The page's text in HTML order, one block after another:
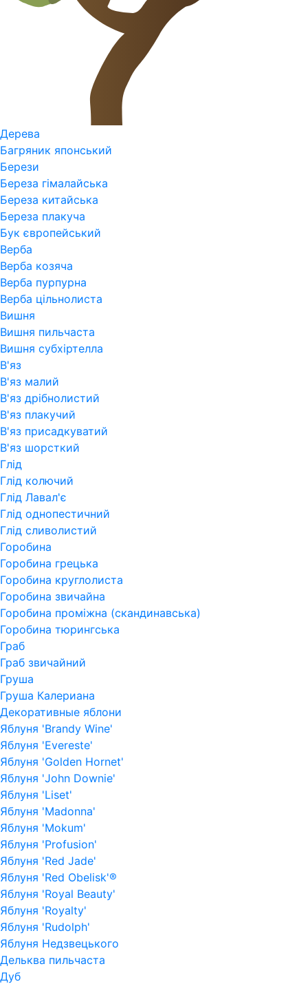
Дерева
Багряник японський
Берези
Береза гімалайська
Береза китайська
Береза плакуча
Бук європейський
Верба
Верба козяча
Верба пурпурна
Верба цільнолиста
Вишня
Вишня пильчаста
Вишня субхіртелла
В'яз
В'яз малий
В'яз дрібнолистий
В'яз плакучий
В'яз присадкуватий
В'яз шорсткий
Глід
Глід колючий
Глід Лавал'є
Глід однопестичний
Глід сливолистий
Горобина
Горобина грецька
Горобина круглолиста
Горобина звичайна
Горобина проміжна (скандинавська)
Горобина тюрингська
Граб
Граб звичайний
Груша
Груша Калериана
Декоративные яблони
Яблуня 'Brandy Wine'
Яблуня 'Evereste'
Яблуня 'Golden Hornet'
Яблуня 'John Downie'
Яблуня 'Liset'
Яблуня 'Madonna'
Яблуня 'Mokum'
Яблуня 'Profusion'
Яблуня 'Red Jade'
Яблуня 'Red Obelisk'®
Яблуня 'Royal Beauty'
Яблуня 'Royalty'
Яблуня 'Rudolph'
Яблуня Недзвецького
Дельква пильчаста
Дуб